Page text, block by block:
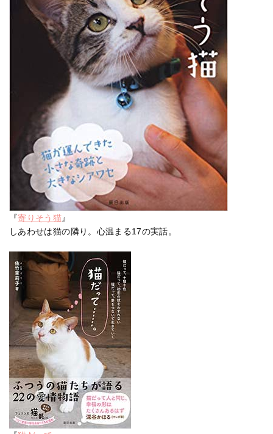
『寄りそう猫』
しあわせは猫の隣り。心温まる17の実話。